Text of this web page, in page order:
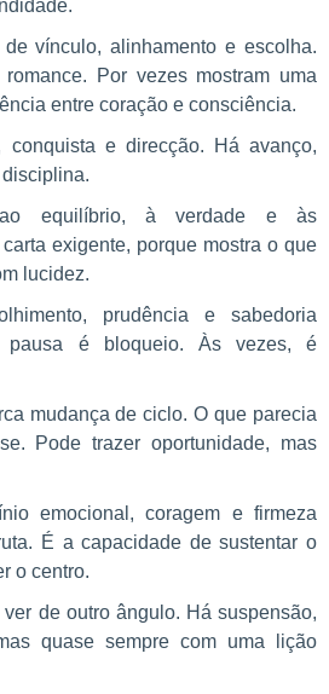
vínculo, alinhamento e escolha.
Por vezes mostram uma
entre coração e consciência.
conquista e direcção. Há avanço,
equilíbrio, à verdade e às
exigente, porque mostra o que
lucidez.
prudência e sabedoria
pausa é bloqueio. Às vezes, é
mudança de ciclo. O que parecia
Pode trazer oportunidade, mas
emocional, coragem e firmeza
É a capacidade de sustentar o
o centro.
de outro ângulo. Há suspensão,
quase sempre com uma lição